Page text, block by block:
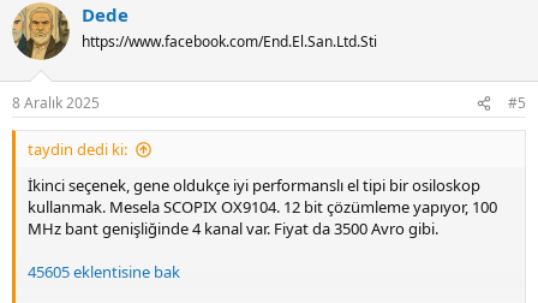
c
t
i
s
:
Dede
https://www.facebook.com/End.El.San.Ltd.Sti
8 Aralık 2025 #5
taydin dedi ki:
İkinci seçenek, gene oldukçe iyi performanslı el tipi bir osiloskop
kullanmak. Mesela SCOPIX OX9104. 12 bit çözümleme yapıyor, 100
MHz bant genişliğinde 4 kanal var. Fiyat da 3500 Avro gibi.
45605 eklentisine bak